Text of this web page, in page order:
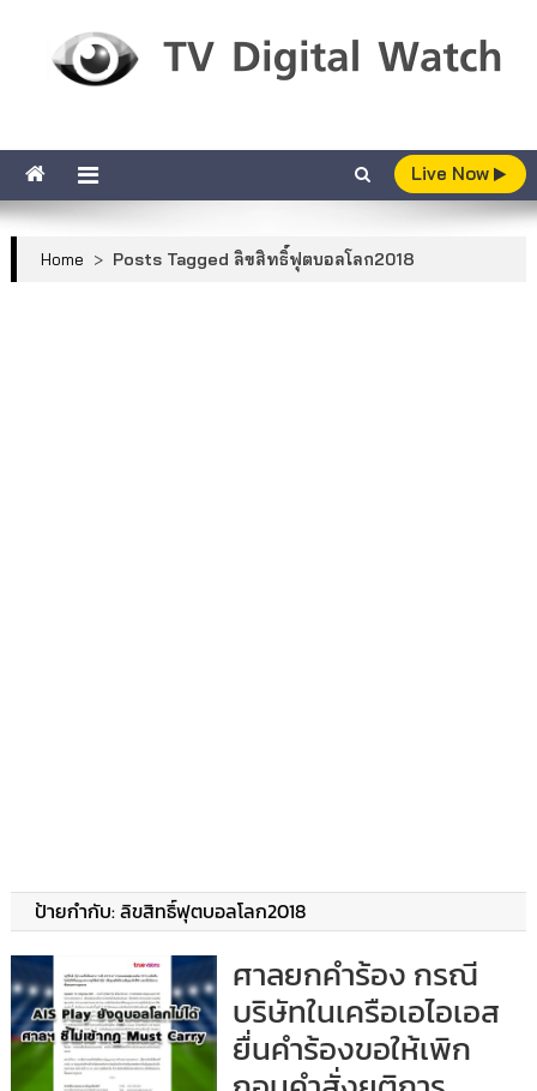
Live Now
Home > Posts Tagged ลิขสิทธิ์ฟุตบอลโลก2018
ป้ายกำกับ:ลิขสิทธิ์ฟุตบอลโลก2018
ศาลยกคำร้อง กรณี
บริษัทในเครือเอไอเอส
ยื่นคำร้องขอให้เพิก